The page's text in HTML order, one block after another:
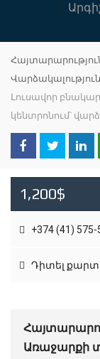
Վարձակալություն
Լուսավոր
կենտրոնում՝ վարձ
1,200$
+374 (41) 575-
Դիտել
Առաջարքի